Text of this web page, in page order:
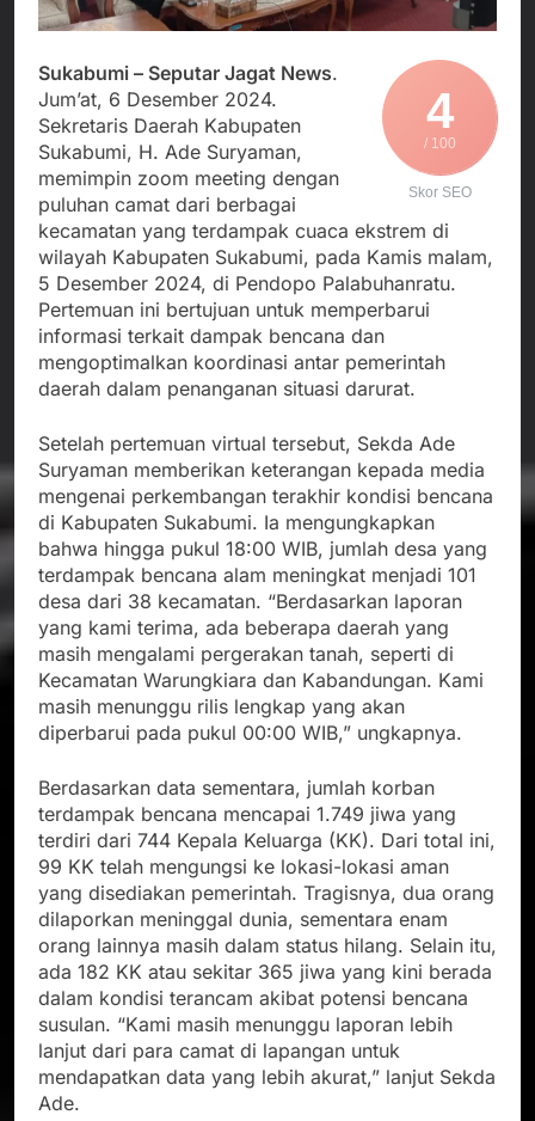
Edaran Disdik Jabar
Nasional TKBM: “Belum
Agustus 3, 2026
Menjalin Harmoni di
Tanah Sukaresmi: Kala
Mina Padi, P2L, dan
Gotong Royong
Menggerakkan Ekonomi
Desa
Agustus 3, 2026
Korban Tenggelam di
Perairan Giligenting
Ditemukan, Polisi
Pastikan Penanganan
Berjalan Sesuai
Prosedur
Agustus 3, 2026
Kapolresta Sumenep
Sambut Kedatangan
Korban Evakuasi KM
Mutiara Sentosa 2 di
Pelabuhan Kalianget
Agustus 3, 2026
4
/ 100
Skor SEO
Sukabumi – Seputar Jagat News.
Jum’at, 6 Desember 2024.
Sekretaris Daerah Kabupaten
Sukabumi, H. Ade Suryaman,
memimpin zoom meeting dengan
puluhan camat dari berbagai
kecamatan yang terdampak cuaca ekstrem di
wilayah Kabupaten Sukabumi, pada Kamis malam,
5 Desember 2024, di Pendopo Palabuhanratu.
Pertemuan ini bertujuan untuk memperbarui
informasi terkait dampak bencana dan
mengoptimalkan koordinasi antar pemerintah
daerah dalam penanganan situasi darurat.
Setelah pertemuan virtual tersebut, Sekda Ade
Suryaman memberikan keterangan kepada media
mengenai perkembangan terakhir kondisi bencana
di Kabupaten Sukabumi. Ia mengungkapkan
bahwa hingga pukul 18:00 WIB, jumlah desa yang
terdampak bencana alam meningkat menjadi 101
desa dari 38 kecamatan. “Berdasarkan laporan
yang kami terima, ada beberapa daerah yang
masih mengalami pergerakan tanah, seperti di
Kecamatan Warungkiara dan Kabandungan. Kami
masih menunggu rilis lengkap yang akan
diperbarui pada pukul 00:00 WIB,” ungkapnya.
Berdasarkan data sementara, jumlah korban
terdampak bencana mencapai 1.749 jiwa yang
terdiri dari 744 Kepala Keluarga (KK). Dari total ini,
99 KK telah mengungsi ke lokasi-lokasi aman
yang disediakan pemerintah. Tragisnya, dua orang
dilaporkan meninggal dunia, sementara enam
orang lainnya masih dalam status hilang. Selain itu,
ada 182 KK atau sekitar 365 jiwa yang kini berada
dalam kondisi terancam akibat potensi bencana
susulan. “Kami masih menunggu laporan lebih
lanjut dari para camat di lapangan untuk
mendapatkan data yang lebih akurat,” lanjut Sekda
Ade.